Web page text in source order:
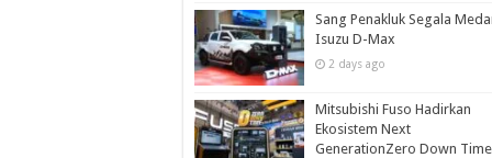
Sang Penakluk Segala
Isuzu D-Max
2 days ago
Mitsubishi Fuso Hadirkan
Ekosistem Next
GenerationZero Down